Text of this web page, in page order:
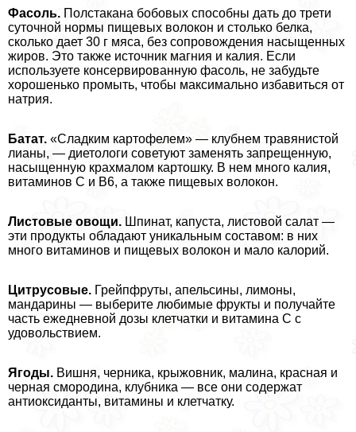
Фасоль. Полстакана бобовых способны дать до трети
суточной нормы пищевых волокон и столько белка,
сколько дает 30 г мяса, без сопровождения насыщенных
жиров. Это также источник магния и калия. Если
используете консервированную фасоль, не забудьте
хорошенько промыть, чтобы максимально избавиться от
натрия.
Батат. «Сладким картофелем» — клубнем травянистой
лианы, — диетологи советуют заменять запрещенную,
насыщенную крахмалом картошку. В нем много калия,
витаминов С и В6, а также пищевых волокон.
Листовые овощи. Шпинат, капуста, листовой салат —
эти продукты обладают уникальным составом: в них
много витаминов и пищевых волокон и мало калорий.
Цитрусовые. Грейпфруты, апельсины, лимоны,
мaндарины — выберите любимые фрукты и получайте
часть ежедневной дозы клетчатки и витамина С с
удовольствием.
Ягоды. Вишня, черника, крыжовник, малина, красная и
черная смородина, клубника — все они содержат
антиоксиданты, витамины и клетчатку.